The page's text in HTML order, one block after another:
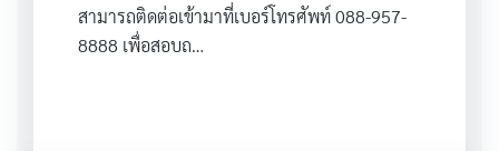
สามารถติดต่อเข้ามาที่เบอร์โทรศัพท์ 088-957-
8888 เพื่อสอบถ…